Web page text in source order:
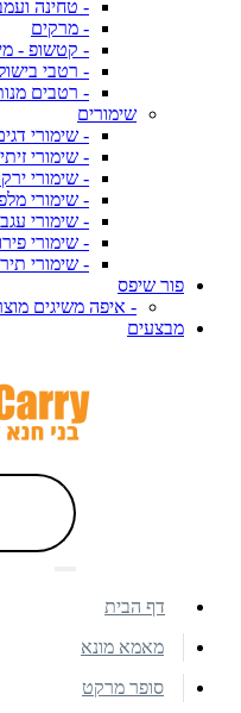
- טחינה
- מרקים
- קטשופ -
- רטבי
- רטבים
שימורים
- שימורי
- שימורי
- שימורי
- שימורי
- שימורי
- שימורי
- שימורי
פור שיפס
- איפה משיגים
מבצעים
דף הבית
מאמא מונא
סופר מרקט